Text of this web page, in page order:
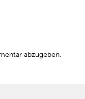
abzugeben.